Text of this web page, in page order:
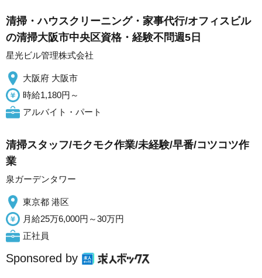
清掃・ハウスクリーニング・家事代行/オフィスビル
の清掃大阪市中央区資格・経験不問週5日
星光ビル管理株式会社
大阪府 大阪市
時給1,180円～
アルバイト・パート
清掃スタッフ/モクモク作業/未経験/早番/コツコツ作
業
泉ガーデンタワー
東京都 港区
月給25万6,000円～30万円
正社員
Sponsored by